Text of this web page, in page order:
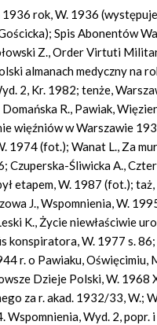
1936 rok, W. 1936
Spis Abonentów
Z., Order Virtuti
almanach medyczny na
2, Kr. 1982; tenże,
R., Pawiak,
więźniów w Warszawie
1974 (fot.); Wanat L., Za
Czuperska-Śliwicka A.,
etapem, W. 1987 (fot.);
J., Wspomnienia, W.
K., Życie niewłaściwie
konspiratora, W. 1977 s.
r. o Pawiaku, Oświęcimiu,
Dzieje Polski, W.
za r. akad. 1932/33, W.;
Wyd. 2, popr.